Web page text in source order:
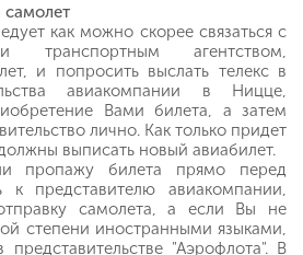
самолет
как можно скорее связаться с
транспортным агентством,
и попросить выслать телекс в
авиакомпании в Ницце,
Вами билета, а затем
лично. Как только придет
выписать новый авиабилет.
пропажу билета прямо перед
к представителю авиакомпании,
самолета, а если Вы не
степени иностранными языками,
"Аэрофлота". В